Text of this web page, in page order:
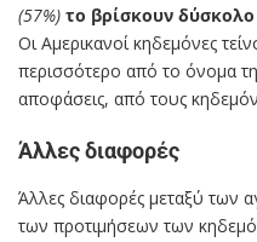
(57%) το βρίσκουν
Οι Αμερικανοί κηδεμόνες
περισσότερο από το όνομα
αποφάσεις, από τους
Άλλες διαφορές
Άλλες διαφορές μεταξύ των
των προτιμήσεων των